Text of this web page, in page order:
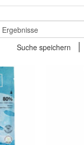
Suche speichern